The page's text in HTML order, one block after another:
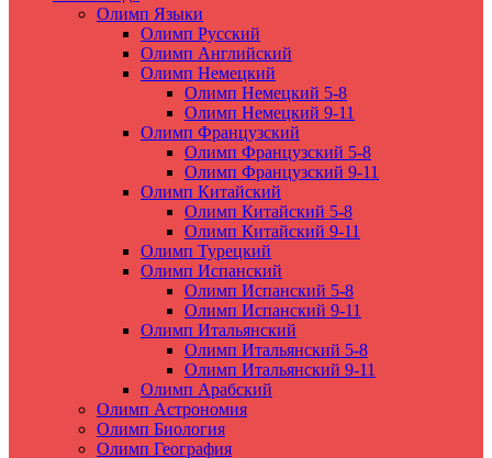
Олимп Языки
Олимп Русский
Олимп Английский
Олимп Немецкий
Олимп Немецкий 5-8
Олимп Немецкий 9-11
Олимп Французский
Олимп Французский 5-8
Олимп Французский 9-11
Олимп Китайский
Олимп Китайский 5-8
Олимп Китайский 9-11
Олимп Турецкий
Олимп Испанский
Олимп Испанский 5-8
Олимп Испанский 9-11
Олимп Итальянский
Олимп Итальянский 5-8
Олимп Итальянский 9-11
Олимп Арабский
Олимп Астрономия
Олимп Биология
Олимп География